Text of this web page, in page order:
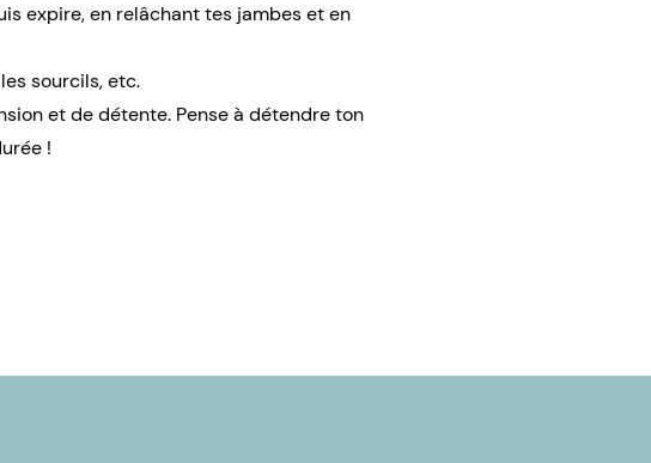
expire, en relâchant tes jambes et en
sourcils, etc.
et de détente. Pense à détendre ton
!